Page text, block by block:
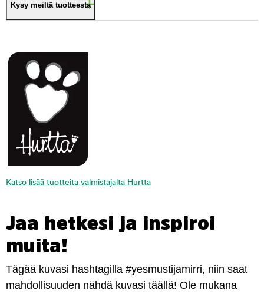
Kysy meiltä tuotteesta
Katso lisää tuotteita valmistajalta Hurtta
Jaa hetkesi ja inspiroi
muita!
Tägää kuvasi hashtagilla #yesmustijamirri, niin saat
mahdollisuuden nähdä kuvasi täällä! Ole mukana